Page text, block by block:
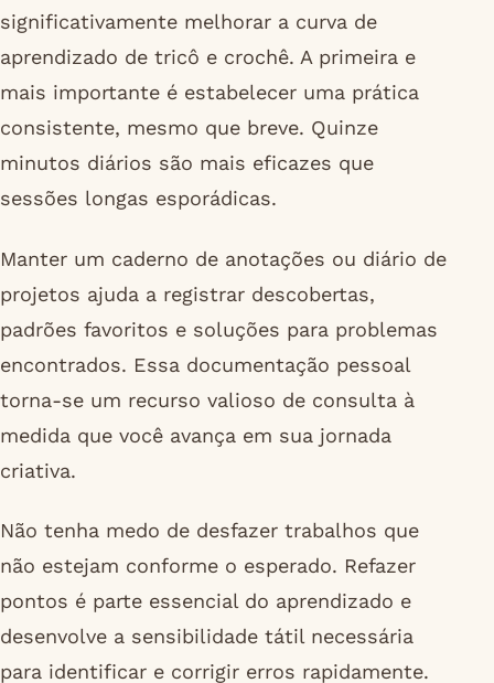
significativamente melhorar a curva de
aprendizado de tricô e crochê. A primeira e
mais importante é estabelecer uma prática
consistente, mesmo que breve. Quinze
minutos diários são mais eficazes que
sessões longas esporádicas.
Manter um caderno de anotações ou diário de
projetos ajuda a registrar descobertas,
padrões favoritos e soluções para problemas
encontrados. Essa documentação pessoal
torna-se um recurso valioso de consulta à
medida que você avança em sua jornada
criativa.
Não tenha medo de desfazer trabalhos que
não estejam conforme o esperado. Refazer
pontos é parte essencial do aprendizado e
desenvolve a sensibilidade tátil necessária
para identificar e corrigir erros rapidamente.